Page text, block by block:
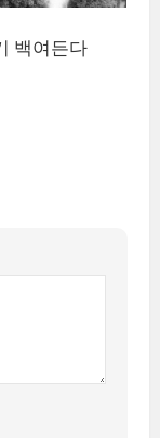
백여든다